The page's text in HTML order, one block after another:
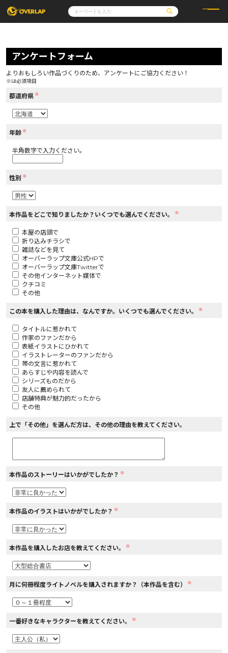
コミック
コミックガルド
コミッククリエ
LiQulle
ラブパルフェ
ライトノベル
ロサージュノベルス
その他
コミックエッセイ
通販・NEWS
OVERLAP STORE
アクセス
オーバーラップホールディングス
コミックパルフェ
閉じる
アンケートフォーム
よりおもしろい作品づくりのため、アンケートにご協力ください！
※は必須項目
都道府県 ※
年齢 ※
半角数字で入力ください。
性別 ※
本作品をどこで知りましたか？いくつでも選んでください。 ※
本屋の店頭で
折り込みチラシで
雑誌などを見て
オーバーラップ文庫公式HPで
オーバーラップ文庫Twitterで
その他インターネット媒体で
クチコミ
その他
この本を購入した理由は、なんですか。いくつでも選んでください。 ※
タイトルに惹かれて
作家のファンだから
表紙イラストにひかれて
イラストレーターのファンだから
帯の文言に惹かれて
あらすじや内容を読んで
シリーズものだから
友人に薦められて
店舗特典が魅力的だったから
その他
上で「その他」を選んだ方は、その他の理由を教えてください。
本作品のストーリーはいかがでしたか？ ※
本作品のイラストはいかがでしたか？ ※
本作品を購入したお店を教えてください。 ※
月に何冊程度ライトノベルを購入されますか？（本作品を含む） ※
一番好きなキャラクターを教えてください。 ※